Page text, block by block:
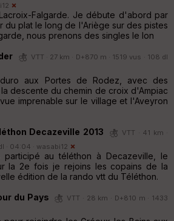
Falgarde. Je débute d'abord par
du plat le long de l'Ariège sur des pistes
nous prenons des singles le lon
VTT · 27 km · D+870 m · 1519 vus · 108 dl
aux Portes de Rodez, avec des
descente du chemin de croix d'Ampiac
imprenable sur le village et l'Aveyron
Decazeville 2013
VTT · 41 km ·
· 04:04 · wasabi12
au téléthon à Decazeville, le
la 2e fois je rejoins les copains de la
édition de la rando vtt du Téléthon.
du Pays
VTT · 28 km · D+810 m · 1433